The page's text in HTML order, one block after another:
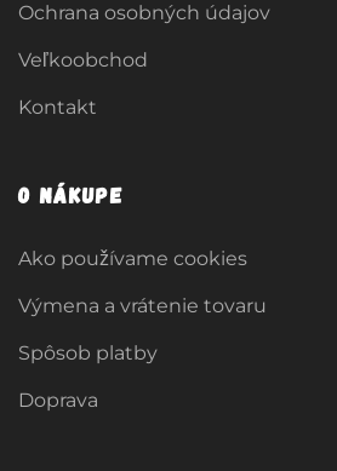
Ochrana osobných údajov
Veľkoobchod
Kontakt
O nákupe
Ako používame cookies
Výmena a vrátenie tovaru
Spôsob platby
Doprava